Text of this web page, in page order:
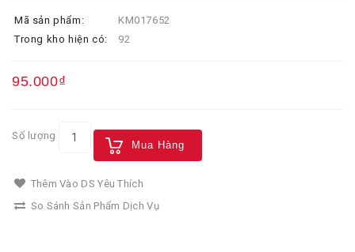
Mã sản phẩm:
KM017652
Trong kho hiện có:
92
95.000₫
Số lượng
Mua Hàng
Thêm Vào DS Yêu Thích
So Sánh Sản Phẩm Dịch Vụ